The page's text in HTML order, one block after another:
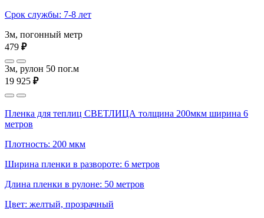
Срок службы: 7-8 лет
3м, погонный метр
479 ₽
3м, рулон 50 пог.м
19 925 ₽
Пленка для теплиц СВЕТЛИЦА толщина 200мкм ширина 6
метров
Плотность: 200 мкм
Ширина пленки в развороте: 6 метров
Длина пленки в рулоне: 50 метров
Цвет: желтый, прозрачный